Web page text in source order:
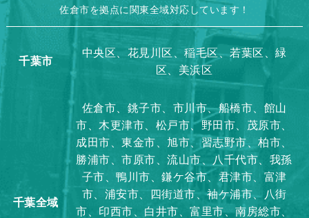
佐倉市を拠点に関東全域対応しています！
千葉市
中央区、花見川区、稲毛区、若葉区、緑
区、美浜区
千葉全域
佐倉市、銚子市、市川市、船橋市、館山
市、木更津市、松戸市、野田市、茂原市、
成田市、東金市、旭市、習志野市、柏市、
勝浦市、市原市、流山市、八千代市、我孫
子市、鴨川市、鎌ケ谷市、君津市、富津
市、浦安市、四街道市、袖ケ浦市、八街
市、印西市、白井市、富里市、南房総市、